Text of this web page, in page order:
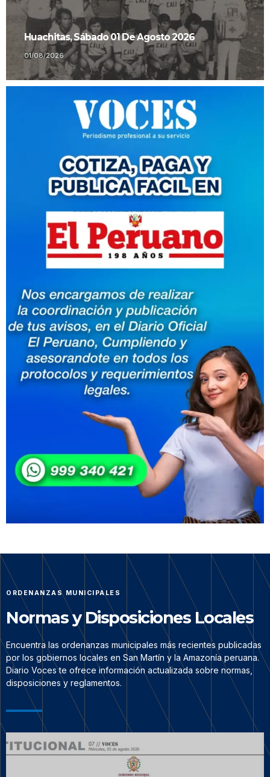
Huachitas, Sábado 01 De Agosto 2026
01/08/2026
ORDENANZAS MUNICIPALES
Normas y Disposiciones Locales
Encuentra las ordenanzas municipales más recientes publicadas
por los gobiernos locales en San Martín y la Amazonía peruana.
Diario Voces te ofrece información actualizada sobre normas,
disposiciones y reglamentos.